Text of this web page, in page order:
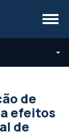
Menu
de
efeitos
de